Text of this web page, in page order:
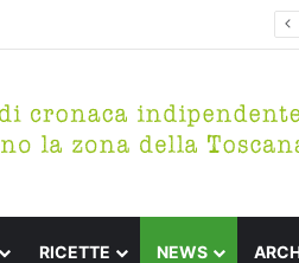
RICETTE NEWS